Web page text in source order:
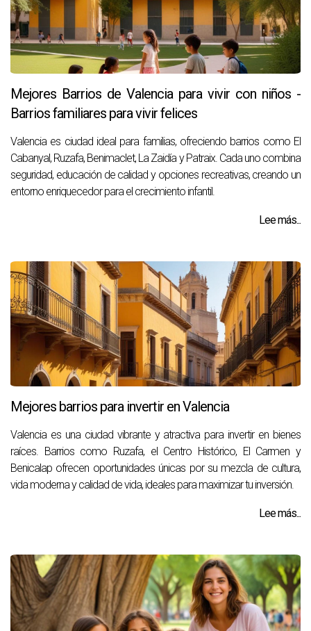
Mejores Barrios de Valencia para vivir con niños -
Barrios familiares para vivir felices
Valencia es ciudad ideal para familias, ofreciendo barrios como El
Cabanyal, Ruzafa, Benimaclet, La Zaidía y Patraix. Cada uno combina
seguridad, educación de calidad y opciones recreativas, creando un
entorno enriquecedor para el crecimiento infantil.
Lee más...
Mejores barrios para invertir en Valencia
Valencia es una ciudad vibrante y atractiva para invertir en bienes
raíces. Barrios como Ruzafa, el Centro Histórico, El Carmen y
Benicalap ofrecen oportunidades únicas por su mezcla de cultura,
vida moderna y calidad de vida, ideales para maximizar tu inversión.
Lee más...